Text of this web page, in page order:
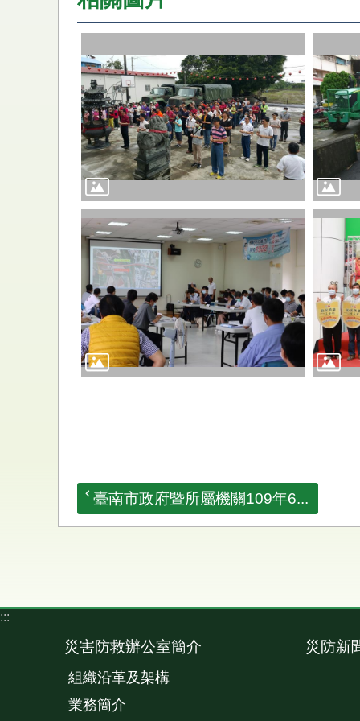
臺南市政府暨所屬機關109年6...
:::
災害防救辦公室簡介
組織沿革及架構
業務簡介
災防新